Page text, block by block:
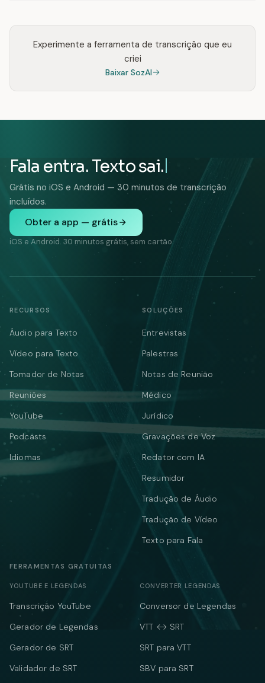
Experimente a ferramenta de transcrição que eu
criei
Baixar SozAI
Fala entra. Texto sai.
Grátis no iOS e Android — 30 minutos de transcrição
incluídos.
Obter a app — grátis
iOS e Android. 30 minutos grátis, sem cartão.
RECURSOS
Áudio para Texto
Vídeo para Texto
Tomador de Notas
Reuniões
YouTube
Podcasts
Idiomas
SOLUÇÕES
Entrevistas
Palestras
Notas de Reunião
Médico
Jurídico
Gravações de Voz
Redator com IA
Resumidor
Tradução de Áudio
Tradução de Vídeo
Texto para Fala
FERRAMENTAS GRATUITAS
YOUTUBE E LEGENDAS
Transcrição YouTube
Gerador de Legendas
Gerador de SRT
Validador de SRT
CONVERTER LEGENDAS
Conversor de Legendas
VTT ↔ SRT
SRT para VTT
SBV para SRT